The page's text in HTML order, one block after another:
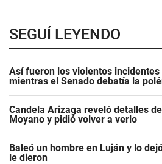
SEGUÍ LEYENDO
Así fueron los violentos
mientras el Senado debatía la
Candela Arizaga reveló detalles
Moyano y pidió volver a verlo
Baleó un hombre en Luján y lo
le dieron